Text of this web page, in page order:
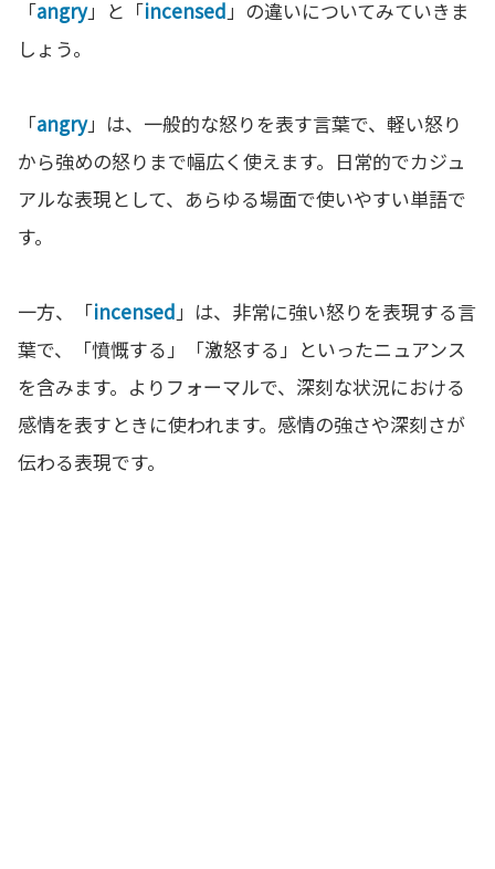
「angry」と「incensed」の違いについてみていきま
しょう。
「angry」は、一般的な怒りを表す言葉で、軽い怒り
から強めの怒りまで幅広く使えます。日常的でカジュ
アルな表現として、あらゆる場面で使いやすい単語で
す。
一方、「incensed」は、非常に強い怒りを表現する言
葉で、「憤慨する」「激怒する」といったニュアンス
を含みます。よりフォーマルで、深刻な状況における
感情を表すときに使われます。感情の強さや深刻さが
伝わる表現です。